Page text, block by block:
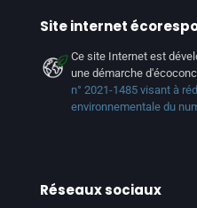
Site internet
Ce site Internet est
une démarche
n° 2021-1485 visant à
environnementale du
Réseaux sociaux